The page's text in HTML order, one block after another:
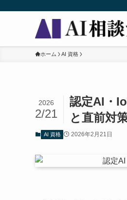
ホーム AI 資格
認定AI・
と直前対
2026
2/21
AI 資格 2026年2月21日